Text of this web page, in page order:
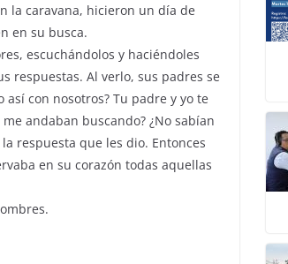
la caravana, hicieron un día de
en su busca.
escuchándolos y haciéndoles
respuestas. Al verlo, sus padres se
con nosotros? Tu padre y yo te
andaban buscando? ¿No sabían
respuesta que les dio. Entonces
en su corazón todas aquellas